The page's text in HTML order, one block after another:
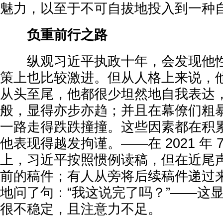
魅力，以至于不可自拔地投入到一种
负重前行之路
纵观习近平执政十年，会发现他
策上也比较激进。但从人格上来说，
从头至尾，他都很少坦然地自我表达
般，显得亦步亦趋；并且在幕僚们粗
一路走得跌跌撞撞。这些因素都在积
他表现得越发拘谨。——在 2021 年
上，习近平按照惯例读稿，但在近尾
前的稿件；有人从旁将后续稿件递过
地问了句：“我这说完了吗？”——这
很不稳定，且注意力不足。